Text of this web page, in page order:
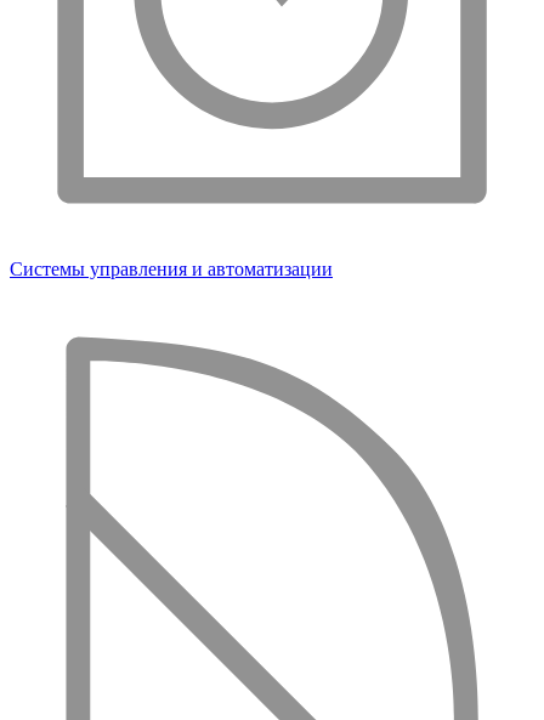
Системы управления и автоматизации